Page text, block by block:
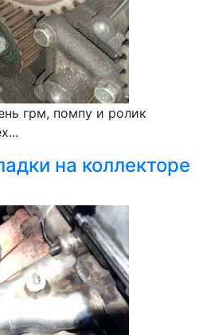
грм, помпу и ролик
на коллекторе